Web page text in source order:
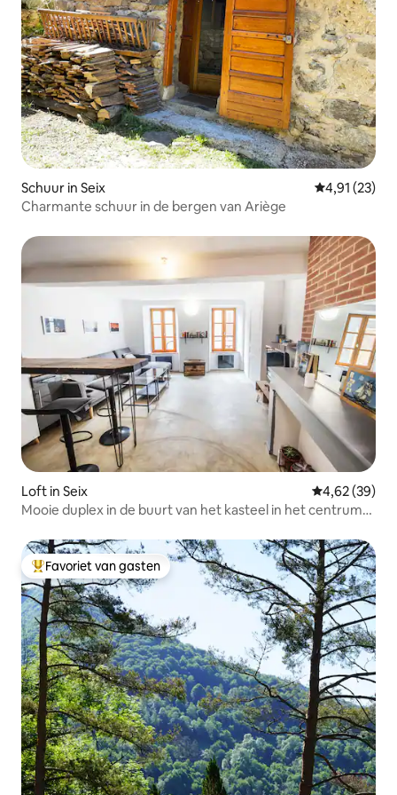
Schuur in Seix Gemiddelde
4,91 (23)
Charmante schuur in de bergen van Ariège
Loft in Seix Gemiddelde
4,62 (39)
Mooie duplex in de buurt van het kasteel in het centrum
Topfavoriet van gasten
Favoriet van gasten